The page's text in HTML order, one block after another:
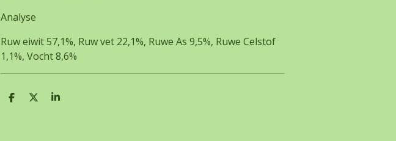
Analyse
Ruw eiwit 57,1%, Ruw vet 22,1%, Ruwe As 9,5%, Ruwe Celstof
1,1%, Vocht 8,6%
D
D
S